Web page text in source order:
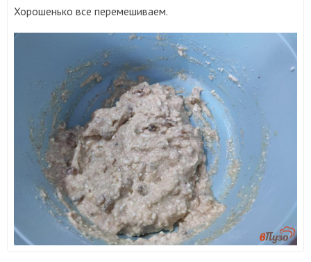
Хорошенько все перемешиваем.